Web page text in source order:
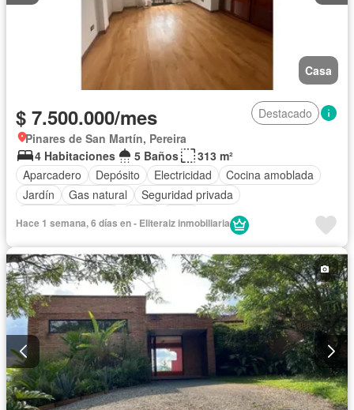
Casa
$ 7.500.000/mes
Destacado
Pinares de San Martín, Pereira
4 Habitaciones
5 Baños
313 m²
Aparcadero
Depósito Electricidad
Cocina amoblada
Jardín
Gas natural
Seguridad privada
Hace 1 semana, 6 días en - Eliteraiz inmobiliaria